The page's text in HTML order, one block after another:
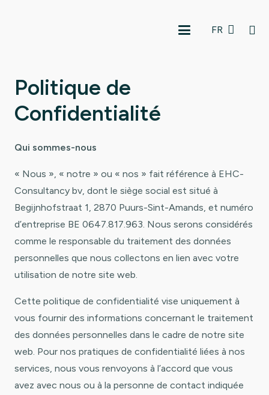
FR
Politique de
Confidentialité
Qui sommes-nous
« Nous », « notre » ou « nos » fait référence à EHC-
Consultancy bv, dont le siège social est situé à
Begijnhofstraat 1, 2870 Puurs-Sint-Amands, et numéro
d’entreprise BE 0647.817.963. Nous serons considérés
comme le responsable du traitement des données
personnelles que nous collectons en lien avec votre
utilisation de notre site web.
Cette politique de confidentialité vise uniquement à
vous fournir des informations concernant le traitement
des données personnelles dans le cadre de notre site
web. Pour nos pratiques de confidentialité liées à nos
services, nous vous renvoyons à l’accord que vous
avez avec nous ou à la personne de contact indiquée